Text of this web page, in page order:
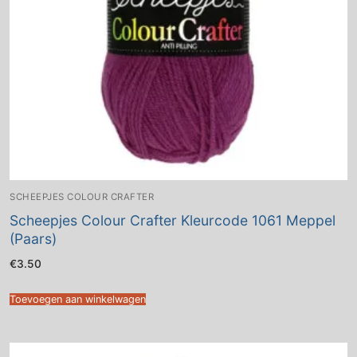
SCHEEPJES COLOUR CRAFTER
Scheepjes Colour Crafter Kleurcode 1061 Meppel
(Paars)
€3.50
Toevoegen aan winkelwagen